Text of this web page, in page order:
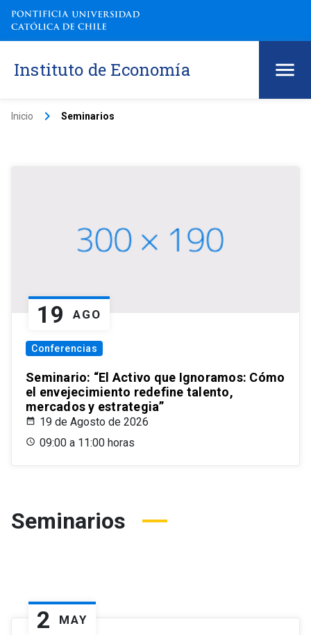
Instituto de Economía
Inicio keyboard_arrow_right Seminarios
19 AGO
Conferencias
Seminario: “El Activo que Ignoramos: Cómo
el envejecimiento redefine talento,
mercados y estrategia”
19 de Agosto de 2026
09:00 a 11:00 horas
Seminarios
2 MAY